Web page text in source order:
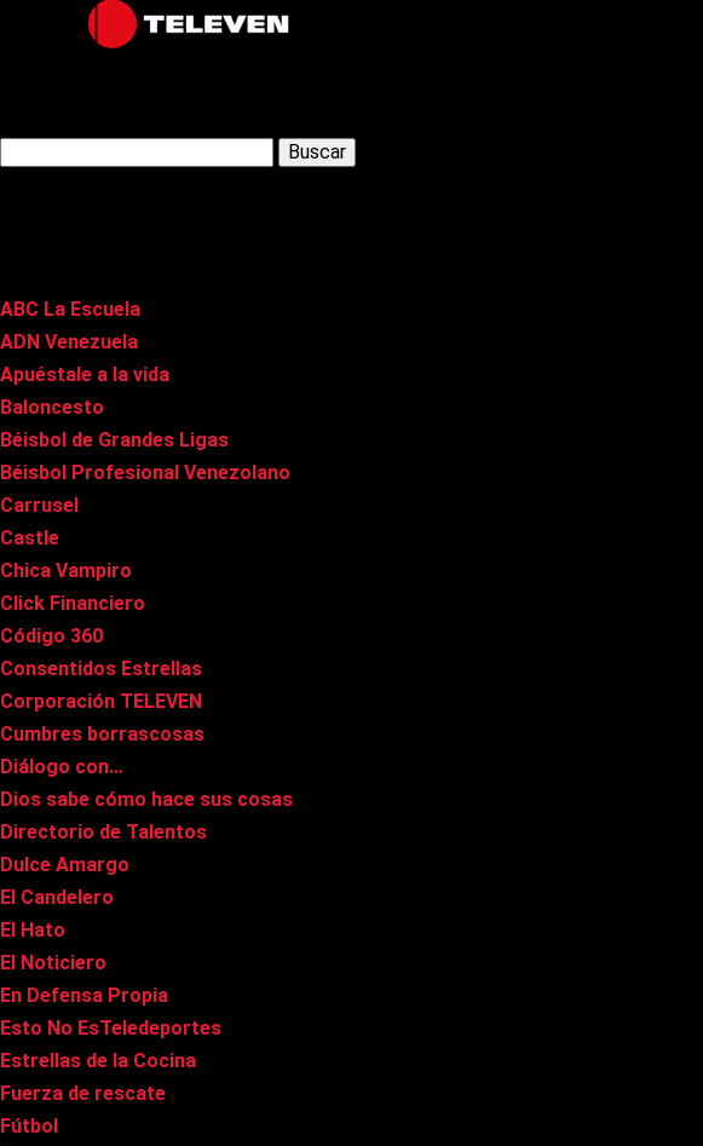
Latest Posts
ABC La Escuela
ADN Venezuela
Apuéstale a la vida
Baloncesto
Béisbol de Grandes Ligas
Béisbol Profesional Venezolano
Carrusel
Castle
Chica Vampiro
Click Financiero
Código 360
Consentidos Estrellas
Corporación TELEVEN
Cumbres borrascosas
Diálogo con…
Dios sabe cómo hace sus cosas
Directorio de Talentos
Dulce Amargo
El Candelero
El Hato
El Noticiero
En Defensa Propia
Esto No EsTeledeportes
Estrellas de la Cocina
Fuerza de rescate
Fútbol